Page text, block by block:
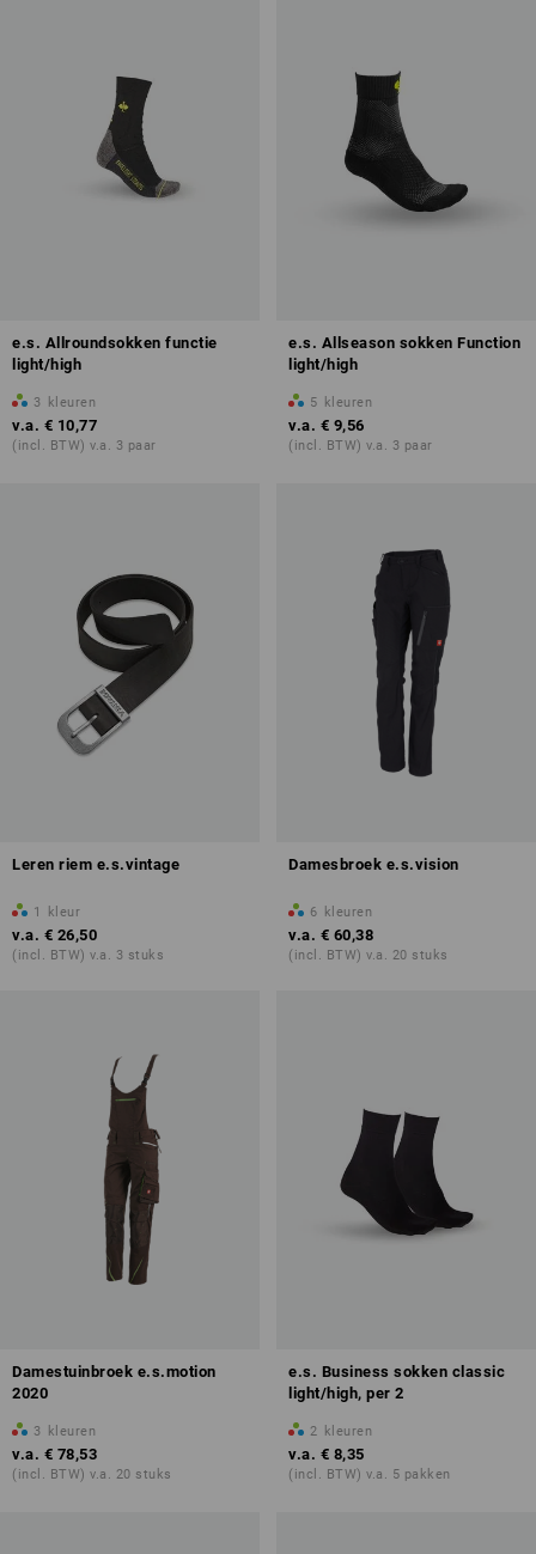
e.s. Allroundsokken functie
light/high
3 kleuren
v.a. € 10,77
(incl. BTW) v.a. 3 paar
e.s. Allseason sokken Function
light/high
5 kleuren
v.a. € 9,56
(incl. BTW) v.a. 3 paar
Leren riem e.s.vintage
1 kleur
v.a. € 26,50
(incl. BTW) v.a. 3 stuks
Damesbroek e.s.vision
6 kleuren
v.a. € 60,38
(incl. BTW) v.a. 20 stuks
Damestuinbroek e.s.motion
2020
3 kleuren
v.a. € 78,53
(incl. BTW) v.a. 20 stuks
e.s. Business sokken classic
light/high, per 2
2 kleuren
v.a. € 8,35
(incl. BTW) v.a. 5 pakken